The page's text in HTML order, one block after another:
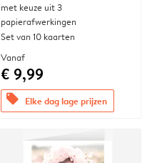
met keuze uit 3
papierafwerkingen
Set van 10 kaarten
Vanaf
€ 9,99
offers Elke dag lage prijzen